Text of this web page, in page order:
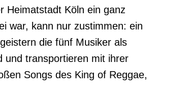
Heimatstadt Köln ein ganz
war, kann nur zustimmen: ein
die fünf Musiker als
und transportieren mit ihrer
Songs des King of Reggae,